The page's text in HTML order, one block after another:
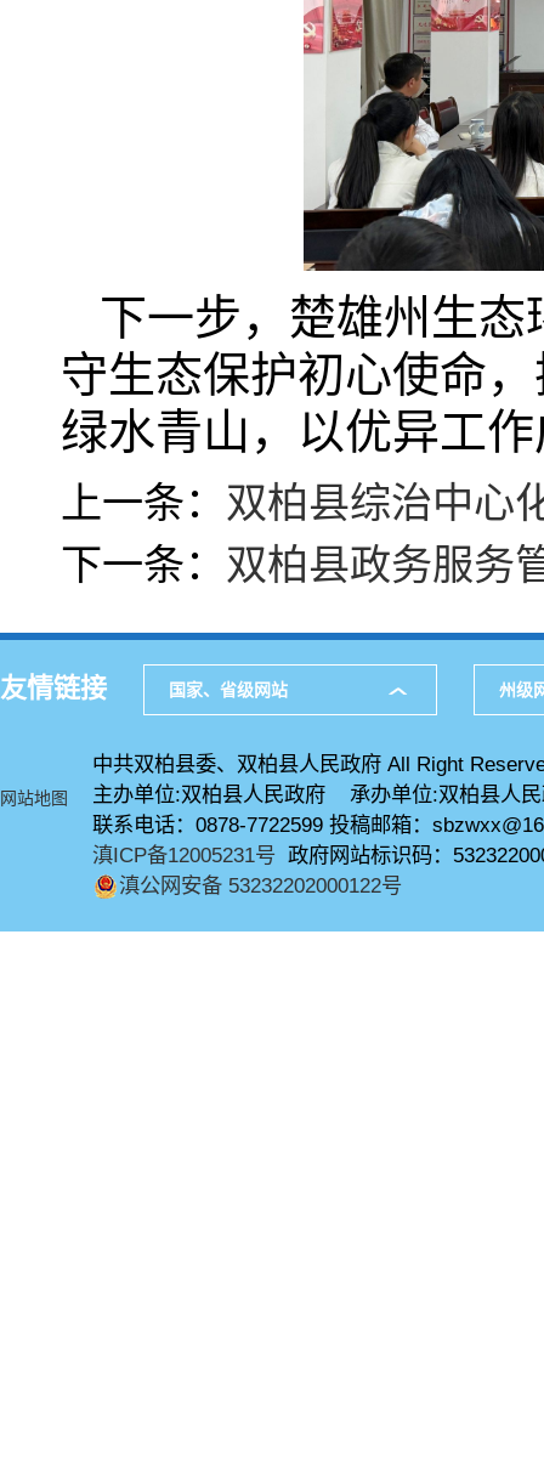
下一步，楚雄州生
守生态保护初心使命
绿水青山，以优异工
上一条： 双柏县综治中心
下一条： 双柏县政务服务
友情链接 国家、省级网站 州级
网站地图
中共双柏县委、双柏县人民政府 All Right
主办单位:双柏县人民政府 承办单位:双柏县人
联系电话：0878-7722599 投稿邮箱：
滇ICP备12005231号 政府网站标识码：
滇公网安备 53232202000122号